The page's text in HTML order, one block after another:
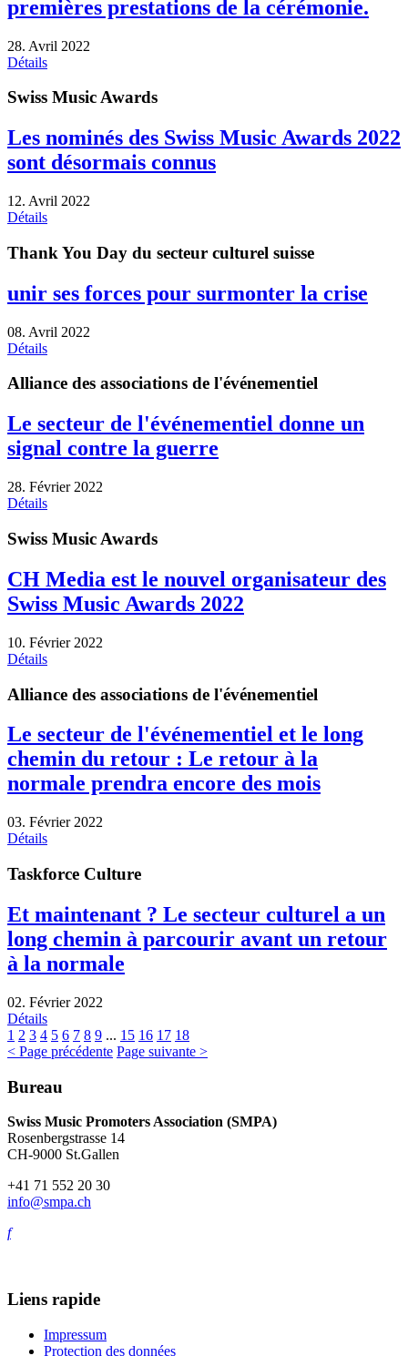
premières prestations de la cérémonie.
28. Avril 2022
Détails
Swiss Music Awards
Les nominés des Swiss Music Awards 2022
sont désormais connus
12. Avril 2022
Détails
Thank You Day du secteur culturel suisse
unir ses forces pour surmonter la crise
08. Avril 2022
Détails
Alliance des associations de l'événementiel
Le secteur de l'événementiel donne un
signal contre la guerre
28. Février 2022
Détails
Swiss Music Awards
CH Media est le nouvel organisateur des
Swiss Music Awards 2022
10. Février 2022
Détails
Alliance des associations de l'événementiel
Le secteur de l'événementiel et le long
chemin du retour : Le retour à la
normale prendra encore des mois
03. Février 2022
Détails
Taskforce Culture
Et maintenant ? Le secteur culturel a un
long chemin à parcourir avant un retour
à la normale
02. Février 2022
Détails
1 2 3 4 5 6 7 8 9 ... 15 16 17 18
< Page précédente Page suivante >
Bureau
Swiss Music Promoters Association (SMPA)
Rosenbergstrasse 14
CH-9000 St.Gallen
+41 71 552 20 30
info@smpa.ch
f
Liens rapide
Impressum
Protection des données